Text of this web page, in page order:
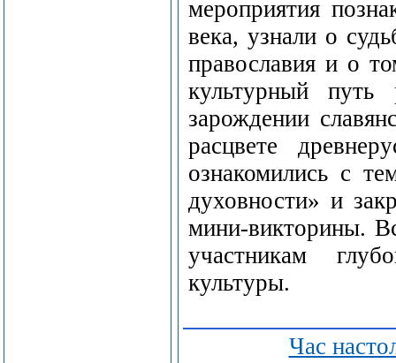
мероприятия
века, узнали о
православия и о
культурный
зарождении
расцвете
ознакомились с
духовности» и
мини-викторины.
участникам
культуры.
Час